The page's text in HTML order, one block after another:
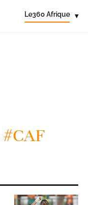
Le360 Afrique ▾
#CAF